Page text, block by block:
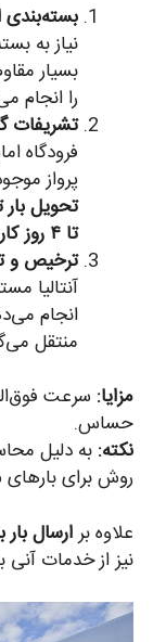
بسته‌بندی
نیاز به
بسیار
را انجام
تشریفات
فرودگاه
پرواز
تا ۴ روز کاری
ترخیص و
آنتالیا
انجام
منتقل
مزایا: سرعت
حساس.
نکته: به دلیل
روش برای
علاوه بر ارسال بار
نیز از خدمات آنی